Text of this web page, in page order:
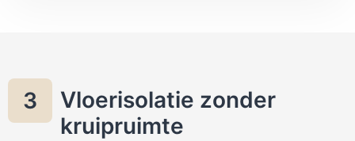
3
Vloerisolatie zonder
kruipruimte